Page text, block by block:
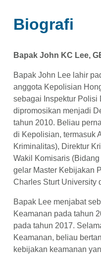
Biografi
Bapak John KC Lee,
Bapak John Lee lahir
anggota Kepolisian
sebagai Inspektur Polisi
dipromosikan menjadi
tahun 2010. Beliau
di Kepolisian, termasuk
Kriminalitas), Direktur
Wakil Komisaris
gelar Master Kebijakan
Charles Sturt University
Bapak Lee menjabat
Keamanan pada tahun
pada tahun 2017.
Keamanan, beliau
kebijakan keamanan